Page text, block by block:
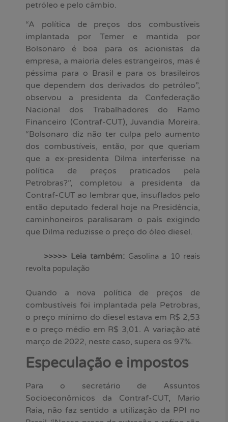
petróleo e pelo câmbio.
“A política de preços dos combustíveis
implantada por Temer e mantida por
Bolsonaro é boa para os acionistas da
empresa, a maioria deles estrangeiros, mas é
péssima para o Brasil e para os brasileiros
que dependem dos derivados do petróleo”,
observou a presidenta da Confederação
Nacional dos Trabalhadores do Ramo
Financeiro (Contraf-CUT), Juvandia Moreira.
“Bolsonaro diz não ter culpa pelo aumento
dos combustíveis, então, por que queriam
que a ex-presidenta Dilma interferisse na
política de preços praticados pela
Petrobras?”, completou a presidenta da
Contraf-CUT ao lembrar que, insuflados pelo
então deputado federal hoje na Presidência,
caminhoneiros paralisaram o país exigindo
que Dilma reduzisse o preço do óleo diesel.
>>>>> Leia também: Gasolina a 10 reais
revolta população
Quando a nova política de preços de
combustíveis foi implantada pela Petrobras,
o preço mínimo do diesel estava em R$ 2,53
e o preço médio em R$ 3,01. A variação até
março de 2022, neste caso, supera os 97%.
Especulação e impostos
Para o secretário de Assuntos
Socioeconômicos da Contraf-CUT, Mario
Raia, não faz sentido a utilização da PPI no